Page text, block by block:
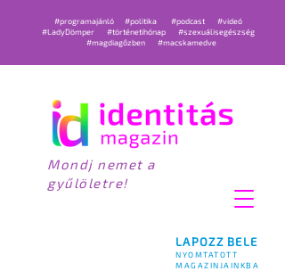
LAPOZZ BELE
NYOMTATOTT
MAGAZINJAINKBA
#programajánló #politika #podcast
#videó
#LadyDömper
#történetihónap
#szexuálisegészség
#magdiagőzben
#macskamedve
Mondj nemet a
gyűlöletre!